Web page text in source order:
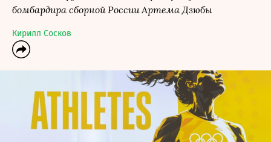
бомбардира сборной России Артема Дзюбы
Кирилл Сосков